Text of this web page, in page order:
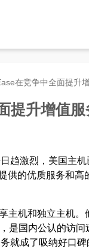
在竞争中全面提升
提升增值服
趋激烈，美国主
供的优质服务和高
主机和独立主机
是国内公认的访
就成了吸纳好口